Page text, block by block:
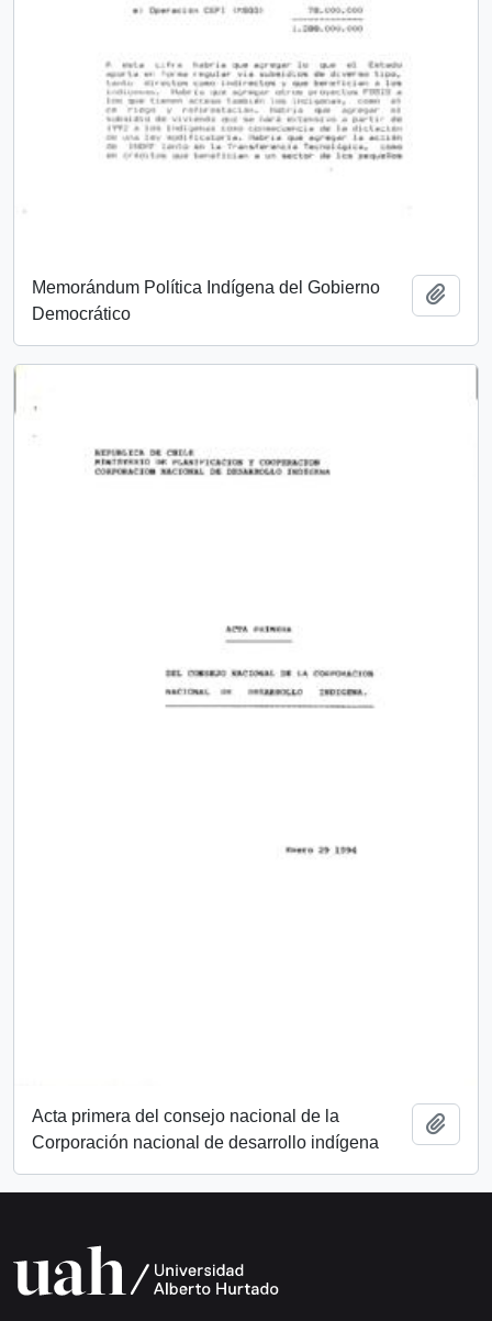
Memorándum Política Indígena del Gobierno
Democrático
Acta primera del consejo nacional de la
Corporación nacional de desarrollo indígena